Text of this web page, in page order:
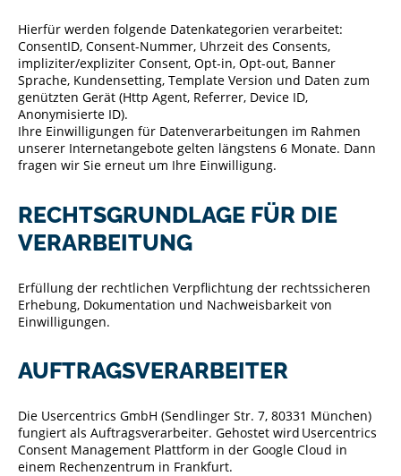
Hierfür werden folgende Datenkategorien verarbeitet:
ConsentID, Consent-Nummer, Uhrzeit des Consents,
impliziter/expliziter Consent, Opt-in, Opt-out, Banner
Sprache, Kundensetting, Template Version und Daten zum
genützten Gerät (Http Agent, Referrer, Device ID,
Anonymisierte ID).
Ihre Einwilligungen für Datenverarbeitungen im Rahmen
unserer Internetangebote gelten längstens 6 Monate. Dann
fragen wir Sie erneut um Ihre Einwilligung.
RECHTSGRUNDLAGE FÜR DIE
VERARBEITUNG
Erfüllung der rechtlichen Verpflichtung der rechtssicheren
Erhebung, Dokumentation und Nachweisbarkeit von
Einwilligungen.
AUFTRAGSVERARBEITER
Die Usercentrics GmbH (Sendlinger Str. 7, 80331 München)
fungiert als Auftragsverarbeiter. Gehostet wird Usercentrics
Consent Management Plattform in der Google Cloud in
einem Rechenzentrum in Frankfurt.